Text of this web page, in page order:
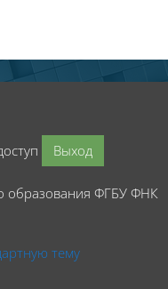
Выход
образования ФГБУ
тему